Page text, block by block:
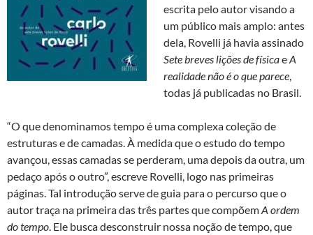
escrita pelo autor visando a
um público mais amplo: antes
dela, Rovelli já havia assinado
Sete breves lições de físicaeA
realidade não é o que parece,
todas já publicadas no Brasil.
“O que denominamos tempo é uma complexa coleção de
estruturas e de camadas. À medida que o estudo do tempo
avançou, essas camadas se perderam, uma depois da outra, um
pedaço após o outro”, escreve Rovelli, logo nas primeiras
páginas. Tal introdução serve de guia para o percurso que o
autor traça na primeira das três partes que compõemA ordem
do tempo. Ele busca desconstruir nossa noção de tempo, que